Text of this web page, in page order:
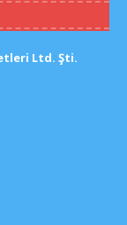
Ltd. Şti.